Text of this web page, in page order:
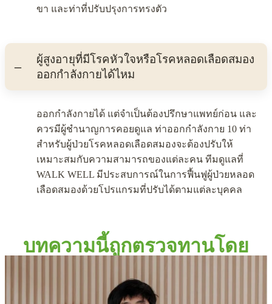
ขา และท่าที่ปรับปรุงการทรงตัว
ผู้สูงอายุที่มีโรคหัวใจหรือโรคหลอดเลือดสมอง
ออกกำลังกายได้ไหม
ออกกำลังกายได้ แต่จำเป็นต้องปรึกษาแพทย์ก่อน และ
ควรมีผู้ชำนาญการคอยดูแล ท่าออกกำลังกาย 10 ท่า
สำหรับผู้ป่วยโรคหลอดเลือดสมองจะต้องปรับให้
เหมาะสมกับความสามารถของแต่ละคน ทีมดูแลที่
WALK WELL มีประสบการณ์ในการฟื้นฟูผู้ป่วยหลอด
เลือดสมองด้วยโปรแกรมที่ปรับได้ตามแต่ละบุคคล
บทความนี้ถูกตรวจทานโดย